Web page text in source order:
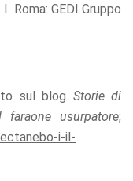
I. Roma: GEDI Gruppo
sul blog Storie di
usurpatore;
i-il-